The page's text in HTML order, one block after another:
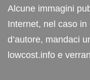
Alcune immagini
Internet, nel caso
d’autore, mandaci
lowcost.info e